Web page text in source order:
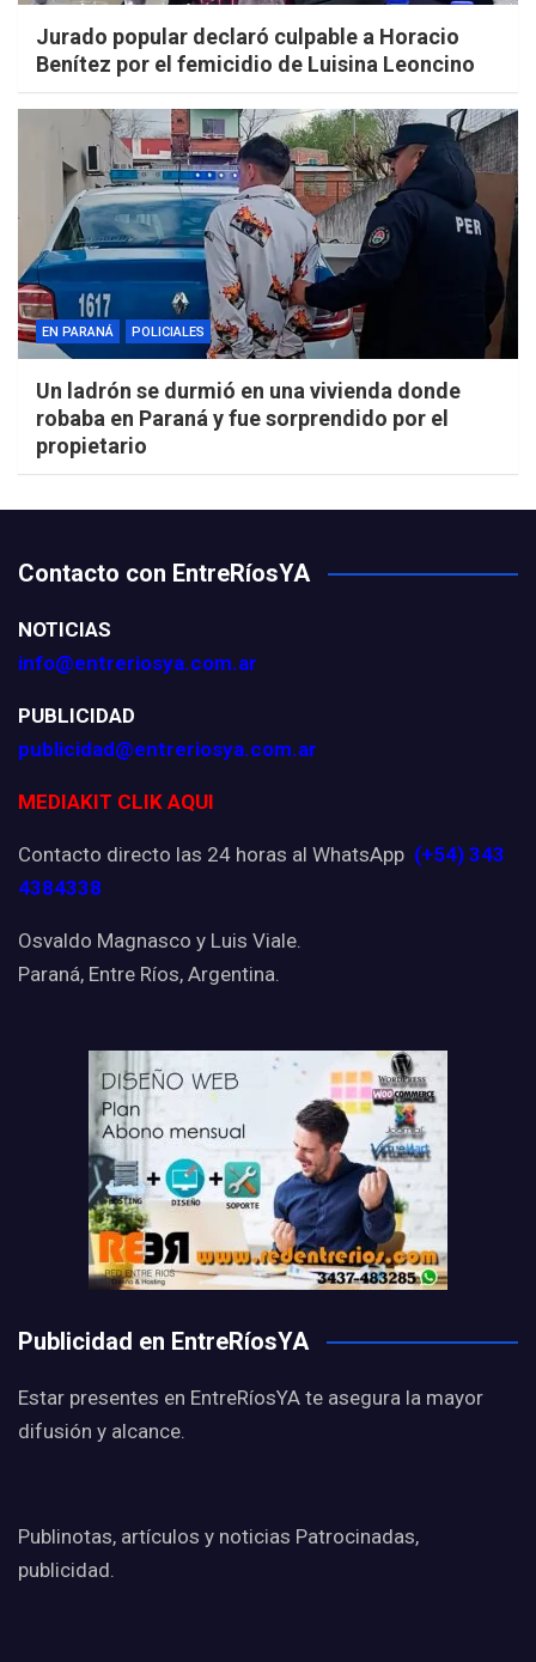
Jurado popular declaró culpable a Horacio
Benítez por el femicidio de Luisina Leoncino
EN PARANÁ POLICIALES
Un ladrón se durmió en una vivienda donde
robaba en Paraná y fue sorprendido por el
propietario
Contacto con EntreRíosYA
NOTICIAS
info@entreriosya.com.ar
PUBLICIDAD
publicidad@entreriosya.com.ar
MEDIAKIT CLIK AQUI
Contacto directo las 24 horas al WhatsApp (+54) 343
4384338
Osvaldo Magnasco y Luis Viale.
Paraná, Entre Ríos, Argentina.
Publicidad en EntreRíosYA
Estar presentes en EntreRíosYA te asegura la mayor
difusión y alcance.
Publinotas, artículos y noticias Patrocinadas,
publicidad.